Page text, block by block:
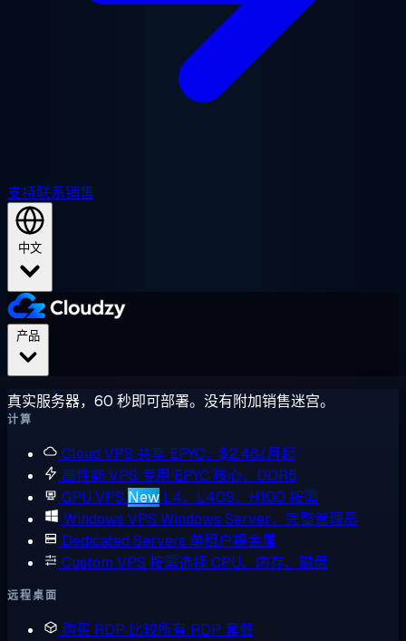
支持联系销售
中文
真实服务器，60 秒即可部署。没有附加销售迷宫。
计算
Cloud VPS 共享 EPYC，$2.48/月起
高性能 VPS 专用 EPYC 核心，DDR5
GPU VPS New L4、L40S、H100 按需
Windows VPS Windows Server，完整管理员
Dedicated Servers 单租户裸金属
Custom VPS 按需选择 CPU、内存、磁盘
远程桌面
购买 RDP 比较所有 RDP 套餐